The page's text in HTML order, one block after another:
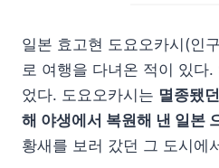
일본 효고현 도요오카시(인
로 여행을 다녀온 적이 있다
었다. 도요오카시는 멸종됐
해 야생에서 복원해 낸 일본
황새를 보러 갔던 그 도시에